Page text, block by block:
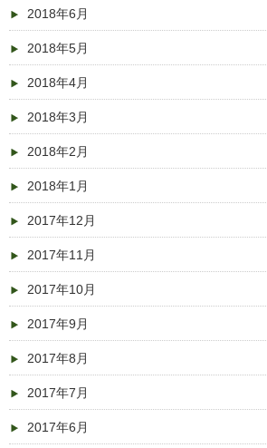
2018年6月
2018年5月
2018年4月
2018年3月
2018年2月
2018年1月
2017年12月
2017年11月
2017年10月
2017年9月
2017年8月
2017年7月
2017年6月